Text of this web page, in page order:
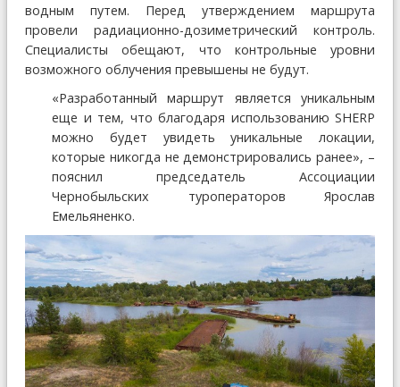
водным путем. Перед утверждением маршрута
провели радиационно-дозиметрический контроль.
Специалисты обещают, что контрольные уровни
возможного облучения превышены не будут.
«Разработанный маршрут является уникальным
еще и тем, что благодаря использованию SHERP
можно будет увидеть уникальные локации,
которые никогда не демонстрировались ранее», –
пояснил председатель Ассоциации
Чернобыльских туроператоров Ярослав
Емельяненко.